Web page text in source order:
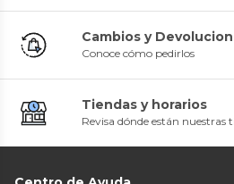
Cambios y
Conoce cómo pedirlos
Tiendas y horarios
Revisa dónde están nuestras